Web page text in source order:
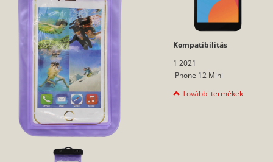
Kompatibilitás
1 2021
iPhone 12 Mini
További termékek